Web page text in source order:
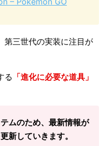
第三世代の実装に注目が
る 「進化に必要な道具」
ムのため、最新情報が
新していきます。